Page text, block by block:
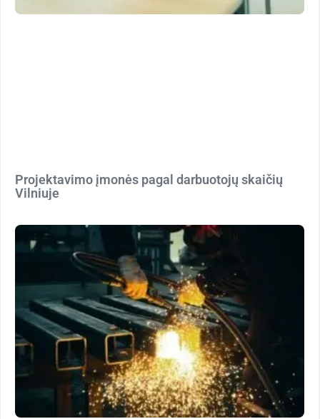
Projektavimo įmonės pagal darbuotojų skaičių
Vilniuje